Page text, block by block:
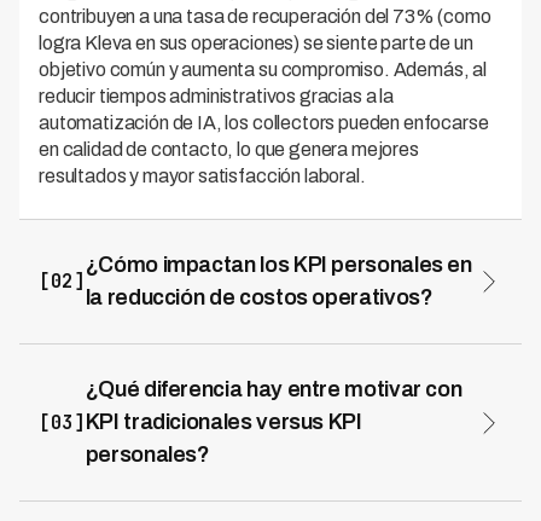
contribuyen a una tasa de recuperación del 73% (como
logra Kleva en sus operaciones) se siente parte de un
objetivo común y aumenta su compromiso. Además, al
reducir tiempos administrativos gracias a la
automatización de IA, los collectors pueden enfocarse
en calidad de contacto, lo que genera mejores
resultados y mayor satisfacción laboral.
[02]
¿Cómo impactan los KPI personales en
la reducción de costos operativos?
reduce costos operativos. Kleva demuestra que
implementar métricas claras de eficiencia puede reducir
costos de cobranza hasta en un 70%, combinando IA
con collectors motivados que trabajan sin fricción
[03]
¿Qué diferencia hay entre motivar con
KPI tradicionales versus KPI
personales?